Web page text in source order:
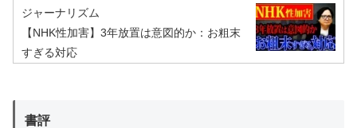
ジャーナリズム
【NHK性加害】3年放置は意図的か：お粗末
すぎる対応
書評